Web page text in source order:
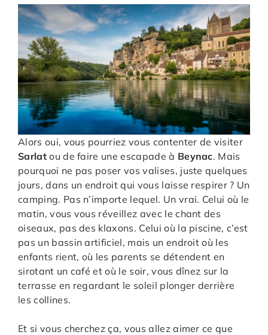
Alors oui, vous pourriez vous contenter de visiter
Sarlatou de faire une escapade à Beynac. Mais
pourquoi ne pas poser vos valises, juste quelques
jours, dans un endroit qui vous laisse respirer ? Un
camping. Pas n’importe lequel. Un vrai. Celui où le
matin, vous vous réveillez avec le chant des
oiseaux, pas des klaxons. Celui où la piscine, c’est
pas un bassin artificiel, mais un endroit où les
enfants rient, où les parents se détendent en
sirotant un café et où le soir, vous dînez sur la
terrasse en regardant le soleil plonger derrière
les collines.
Et si vous cherchez ça, vous allez aimer ce que